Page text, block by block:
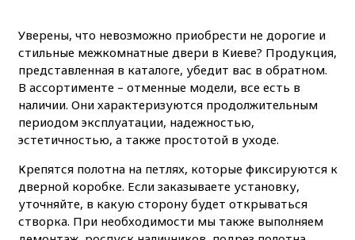
Уверены, что невозможно приобрести не дорогие и
стильные межкомнатные двери в Киеве? Продукция,
представленная в каталоге, убедит вас в обратном.
В ассортименте – отменные модели, все есть в
наличии. Они характеризуются продолжительным
периодом эксплуатации, надежностью,
эстетичностью, а также простотой в уходе.
Крепятся полотна на петлях, которые фиксируются к
дверной коробке. Если заказываете установку,
уточняйте, в какую сторону будет открываться
створка. При необходимости мы также выполняем